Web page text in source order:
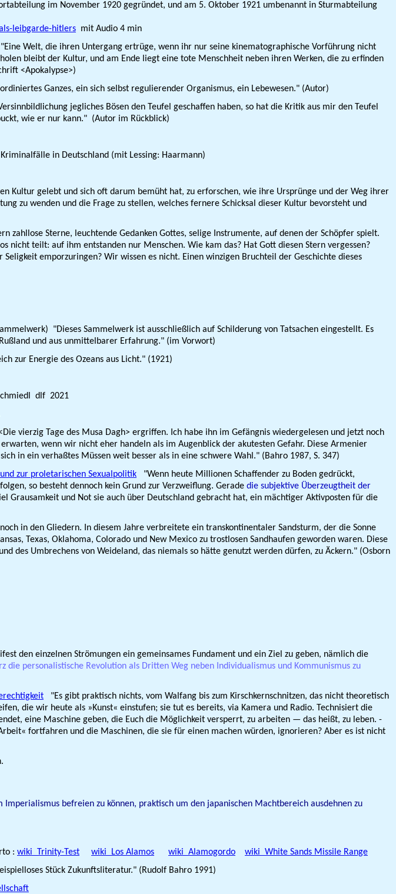
im November 1920 gegründet, und am 5. Oktober 1921 umbenannt in Sturmabteilung
leibgarde-hitlers mit Audio 4 min
Welt, die ihren Untergang ertrüge, wenn ihr nur seine kinematographische Vorführung nicht
bleibt der Kultur, und am Ende liegt eine tote Menschheit neben ihren Werken, die zu erfinden
<Apokalypse>)
Ganzes, ein sich selbst regulierender Organismus, ein Lebewesen." (Autor)
jegliches Bösen den Teufel geschaffen haben, so hat die Kritik aus mir den Teufel
wie er nur kann." (Autor im Rückblick)
in Deutschland (mit Lessing: Haarmann)
Kultur gelebt und sich oft darum bemüht hat, zu erforschen, wie ihre Ursprünge und der Weg ihrer
zu wenden und die Frage zu stellen, welches fernere Schicksal dieser Kultur bevorsteht und
zahllose Sterne, leuchtende Gedanken Gottes, selige Instrumente, auf denen der Schöpfer spielt.
teilt: auf ihm entstanden nur Menschen. Wie kam das? Hat Gott diesen Stern vergessen?
emporzuringen? Wir wissen es nicht. Einen winzigen Bruchteil der Geschichte dieses
"Dieses Sammelwerk ist ausschließlich auf Schilderung von Tatsachen eingestellt. Es
und aus unmittelbarer Erfahrung." (im Vorwort)
zur Energie des Ozeans aus Licht." (1921)
dlf 2021
vierzig Tage des Musa Dagh> ergriffen. Ich habe ihn im Gefängnis wieder­gelesen und jetzt noch
wenn wir nicht eher handeln als im Augenblick der akutesten Gefahr. Diese Armenier
in ein verhaßtes Müssen weit besser als in eine schwere Wahl." (Bahro 1987, S. 347)
zur proletarischen Sexualpolitik "Wenn heute Millionen Schaffender zu Boden gedrückt,
so besteht dennoch kein Grund zur Verzweiflung. Gerade die subjektive Überzeugtheit der
Grausamkeit und Not sie auch über Deutschland gebracht hat, ein mächtiger Aktivposten für die
in den Gliedern. In diesem Jahre verbreitete ein transkontinentaler Sandsturm, der die Sonne
Texas, Oklahoma, Colorado und New Mexico zu trostlosen Sandhaufen geworden waren. Diese
des Umbrechens von Weideland, das niemals so hätte genutzt werden dürfen, zu Äckern." (Osborn
den einzelnen Strömungen ein gemeinsames Fundament und ein Ziel zu geben, nämlich die
die personalistische Revolution als Dritten Weg neben Individualismus und Kommunismus zu
"Es gibt praktisch nichts, vom Walfang bis zum Kirschkernschnitzen, das nicht theoretisch
die wir heute als »Kunst« einstufen; sie tut es bereits, via Kamera und Radio. Technisiert die
eine Maschine geben, die Euch die Möglichkeit versperrt, zu arbeiten — das heißt, zu leben. -
fortfahren und die Maschinen, die sie für einen machen würden, ignorieren? Aber es ist nicht
Imperialismus befreien zu können, praktisch um den japanischen Machtbereich ausdehnen zu
: wiki Trinity-Test wiki Los Alamos wiki Alamogordo
wiki White Sands Missile Range
Stück Zukunftsliteratur." (Rudolf Bahro 1991)